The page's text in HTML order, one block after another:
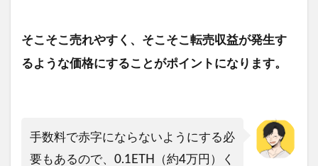
そこそこ売れやすく、そこそこ転売収益が発生す
るような価格にすることがポイントになります。
手数料で赤字にならないようにする必
要もあるので、0.1ETH（約4万円）く